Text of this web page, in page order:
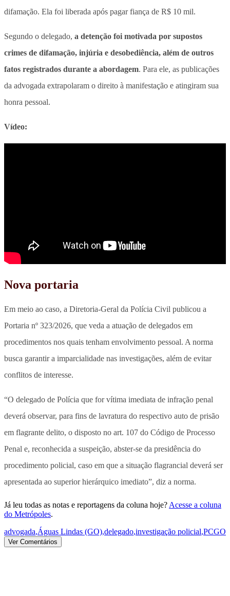
difamação. Ela foi liberada após pagar fiança de R$ 10 mil.
Segundo o delegado, a detenção foi motivada por supostos
crimes de difamação, injúria e desobediência, além de outros
fatos registrados durante a abordagem. Para ele, as publicações
da advogada extrapolaram o direito à manifestação e atingiram sua
honra pessoal.
Vídeo:
Nova portaria
Em meio ao caso, a Diretoria-Geral da Polícia Civil publicou a
Portaria nº 323/2026, que veda a atuação de delegados em
procedimentos nos quais tenham envolvimento pessoal. A norma
busca garantir a imparcialidade nas investigações, além de evitar
conflitos de interesse.
“O delegado de Polícia que for vítima imediata de infração penal
deverá observar, para fins de lavratura do respectivo auto de prisão
em flagrante delito, o disposto no art. 107 do Código de Processo
Penal e, reconhecida a suspeição, abster-se da presidência do
procedimento policial, caso em que a situação flagrancial deverá ser
apresentada ao superior hierárquico imediato”, diz a norma.
Já leu todas as notas e reportagens da coluna hoje? Acesse a coluna
do Metrópoles.
advogada,Águas Lindas (GO),delegado,investigação policial,PCGO
Ver Comentários